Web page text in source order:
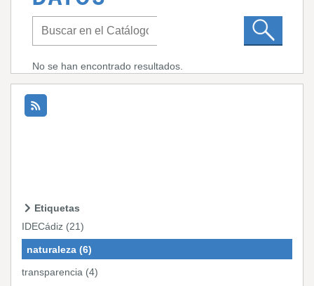
No se han encontrado resultados.
Etiquetas
IDECádiz (21)
naturaleza (6)
transparencia (4)